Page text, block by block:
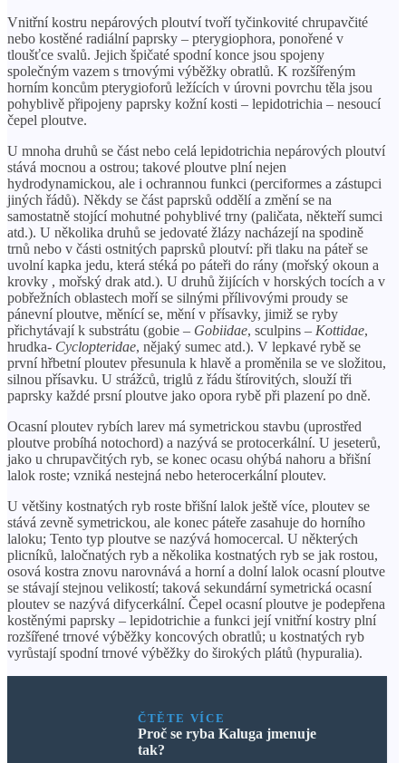
Vnitřní kostru nepárových ploutví tvoří tyčinkovité chrupavčité
nebo kostěné radiální paprsky – pterygiophora, ponořené v
tloušťce svalů. Jejich špičaté spodní konce jsou spojeny
společným vazem s trnovými výběžky obratlů. K rozšířeným
horním koncům pterygioforů ležících v úrovni povrchu těla jsou
pohyblivě připojeny paprsky kožní kosti – lepidotrichia – nesoucí
čepel ploutve.
U mnoha druhů se část nebo celá lepidotrichia nepárových ploutví
stává mocnou a ostrou; takové ploutve plní nejen
hydrodynamickou, ale i ochrannou funkci (perciformes a zástupci
jiných řádů). Někdy se část paprsků oddělí a změní se na
samostatně stojící mohutné pohyblivé trny (paličata, někteří sumci
atd.). U několika druhů se jedovaté žlázy nacházejí na spodině
trnů nebo v části ostnitých paprsků ploutví: při tlaku na páteř se
uvolní kapka jedu, která stéká po páteři do rány (mořský okoun a
krovky , mořský drak atd.). U druhů žijících v horských tocích a v
pobřežních oblastech moří se silnými přílivovými proudy se
pánevní ploutve, měnící se, mění v přísavky, jimiž se ryby
přichytávají k substrátu (gobie – Gobiidae, sculpins – Kottidae,
hrudka- Cyclopteridae, nějaký sumec atd.). V lepkavé rybě se
první hřbetní ploutev přesunula k hlavě a proměnila se ve složitou,
silnou přísavku. U strážců, triglů z řádu štírovitých, slouží tři
paprsky každé prsní ploutve jako opora rybě při plazení po dně.
Ocasní ploutev rybích larev má symetrickou stavbu (uprostřed
ploutve probíhá notochord) a nazývá se protocerkální. U jeseterů,
jako u chrupavčitých ryb, se konec ocasu ohýbá nahoru a břišní
lalok roste; vzniká nestejná nebo heterocerkální ploutev.
U většiny kostnatých ryb roste břišní lalok ještě více, ploutev se
stává zevně symetrickou, ale konec páteře zasahuje do horního
laloku; Tento typ ploutve se nazývá homocercal. U některých
plicníků, laločnatých ryb a několika kostnatých ryb se jak rostou,
osová kostra znovu narovnává a horní a dolní lalok ocasní ploutve
se stávají stejnou velikostí; taková sekundární symetrická ocasní
ploutev se nazývá difycerkální. Čepel ocasní ploutve je podepřena
kostěnými paprsky – lepidotrichie a funkci její vnitřní kostry plní
rozšířené trnové výběžky koncových obratlů; u kostnatých ryb
vyrůstají spodní trnové výběžky do širokých plátů (hypuralia).
ČTĚTE VÍCE
Proč se ryba Kaluga jmenuje
tak?